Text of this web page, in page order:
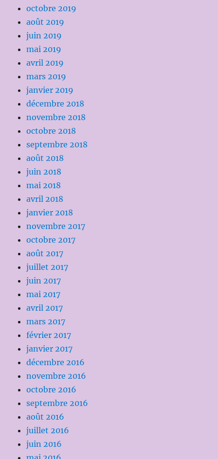
octobre 2019
août 2019
juin 2019
mai 2019
avril 2019
mars 2019
janvier 2019
décembre 2018
novembre 2018
octobre 2018
septembre 2018
août 2018
juin 2018
mai 2018
avril 2018
janvier 2018
novembre 2017
octobre 2017
août 2017
juillet 2017
juin 2017
mai 2017
avril 2017
mars 2017
février 2017
janvier 2017
décembre 2016
novembre 2016
octobre 2016
septembre 2016
août 2016
juillet 2016
juin 2016